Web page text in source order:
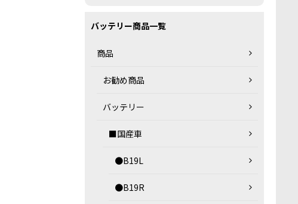
バッテリー商品一覧
商品
お勧め商品
バッテリー
■国産車
●B19L
●B19R